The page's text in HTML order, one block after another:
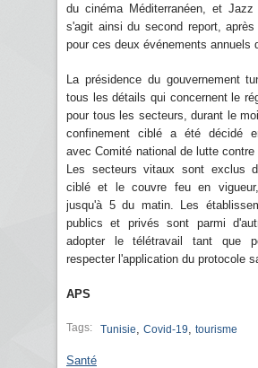
du cinéma Méditerranéen, et
s'agit ainsi du second report, après
pour ces deux événements annuels
La présidence du gouvernement
tous les détails qui concernent le
pour tous les secteurs, durant le
confinement ciblé a été décidé
avec Comité national de lutte contre
Les secteurs vitaux sont exclus
ciblé et le couvre feu en
jusqu'à 5 du matin. Les
publics et privés sont parmi
adopter le télétravail tant que
respecter l'application du protocole
APS
Tags: Tunisie Covid-19 tourisme
Santé